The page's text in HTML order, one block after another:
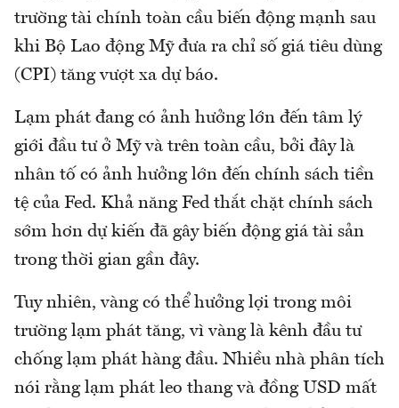
trường tài chính toàn cầu biến động mạnh sau
khi Bộ Lao động Mỹ đưa ra chỉ số giá tiêu dùng
(CPI) tăng vượt xa dự báo.
Lạm phát đang có ảnh hưởng lớn đến tâm lý
giới đầu tư ở Mỹ và trên toàn cầu, bởi đây là
nhân tố có ảnh hưởng lớn đến chính sách tiền
tệ của Fed. Khả năng Fed thắt chặt chính sách
sớm hơn dự kiến đã gây biến động giá tài sản
trong thời gian gần đây.
Tuy nhiên, vàng có thể hưởng lợi trong môi
trường lạm phát tăng, vì vàng là kênh đầu tư
chống lạm phát hàng đầu. Nhiều nhà phân tích
nói rằng lạm phát leo thang và đồng USD mất